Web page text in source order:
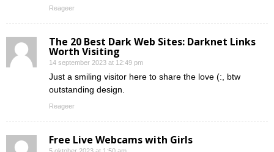
Reageer
The 20 Best Dark Web Sites: Darknet Links
Worth Visiting
14 september 2023 at 12:49 pm
Just a smiling visitor here to share the love (:, btw
outstanding design.
Reageer
Free Live Webcams with Girls